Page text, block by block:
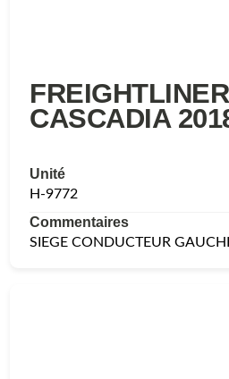
FREIGHTLINER
CASCADIA
Unité
H-9772
Commentaires
SIEGE CONDUCTEUR